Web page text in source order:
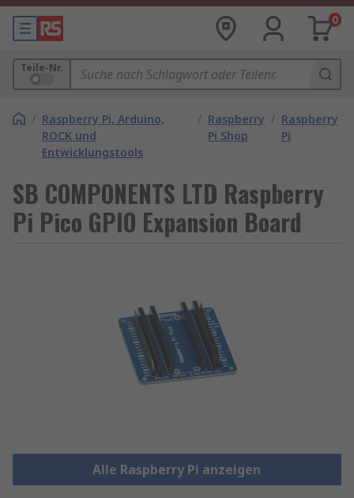
0
Teile-Nr.
/ Raspberry Pi, Arduino,
ROCK und
Entwicklungstools
/ Raspberry
Pi Shop
/ Raspberry
Pi
SB COMPONENTS LTD Raspberry
Pi Pico GPIO Expansion Board
Alle Raspberry Pi anzeigen